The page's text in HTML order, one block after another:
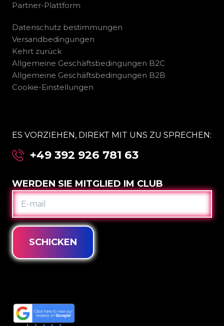
Partner-Plattform
Datenschutz bestimmungen
Versandbedingungen
Kehrt zurück
Allgemeine Geschäftsbedingungen B2C
Allgemeine Geschäftsbedingungen B2B
Cookie-Einstellungen
ES VORZIEHEN, DIREKT MIT UNS ZU SPRECHEN:
+49 392 926 781 63
WERDEN SIE MITGLIED IM CLUB
E-
MAIL
SCHICKEN